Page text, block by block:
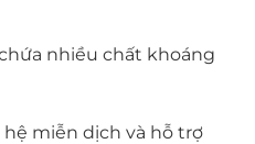
nhiều chất khoáng
miễn dịch và hỗ trợ